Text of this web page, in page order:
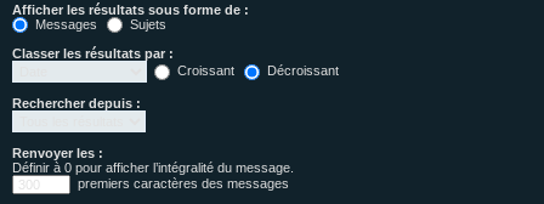
Afficher les résultats sous forme de :
Messages
Sujets
Classer les résultats par :
Croissant
Décroissant
Rechercher depuis :
Renvoyer les :
Définir à 0 pour afficher l’intégralité du message.
premiers caractères des messages